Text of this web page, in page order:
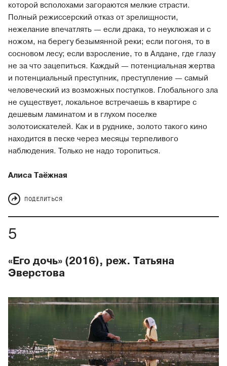
которой всполохами загораются мелкие страсти.
Полный режиссерский отказ от зрелищности,
нежелание впечатлять — если драка, то неуклюжая и с
ножом, на берегу безымянной реки; если погоня, то в
сосновом лесу; если взросление, то в Алдане, где глазу
не за что зацепиться. Каждый — потенциальная жертва
и потенциальный преступник, преступление — самый
человеческий из возможных поступков. Глобального зла
не существует, локальное встречаешь в квартире с
дешевым ламинатом и в глухом поселке
золотоискателей. Как и в руднике, золото такого кино
находится в песке через месяцы терпеливого
наблюдения. Только не надо торопиться.
Алиса Таёжная
ПОДЕЛИТЬСЯ
«Его дочь» (2016), реж. Татьяна
Эверстова